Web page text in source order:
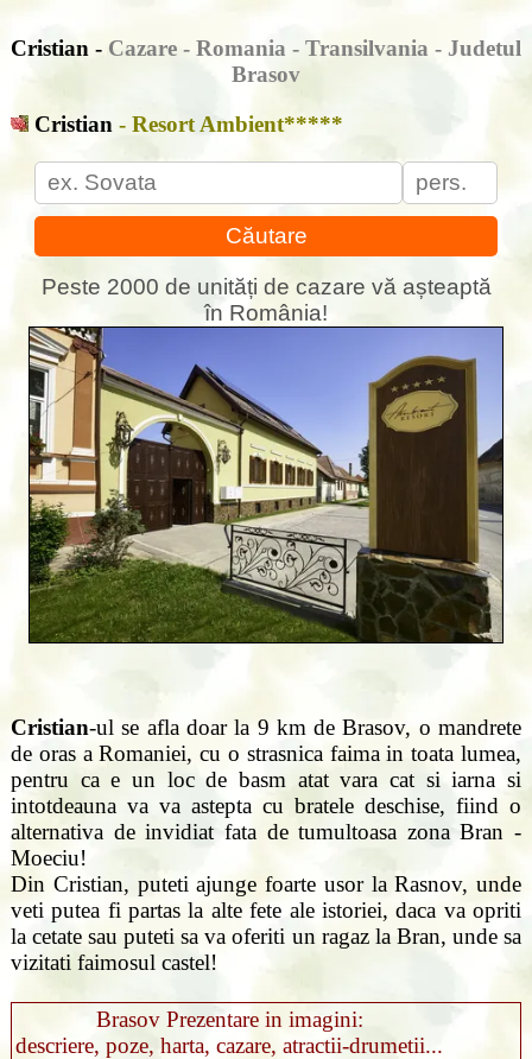
Cristian - Cazare - Romania - Transilvania - Judetul
Brasov
Cristian - Resort Ambient*****
Căutare
Peste 2000 de unități de cazare vă așteaptă
în România!
Cristian-ul se afla doar la 9 km de Brasov, o mandrete
de oras a Romaniei, cu o strasnica faima in toata lumea,
pentru ca e un loc de basm atat vara cat si iarna si
intotdeauna va va astepta cu bratele deschise, fiind o
alternativa de invidiat fata de tumultoasa zona Bran -
Moeciu!
Din Cristian, puteti ajunge foarte usor la Rasnov, unde
veti putea fi partas la alte fete ale istoriei, daca va opriti
la cetate sau puteti sa va oferiti un ragaz la Bran, unde sa
vizitati faimosul castel!
Brasov Prezentare in imagini:
descriere, poze, harta, cazare, atractii-drumetii...